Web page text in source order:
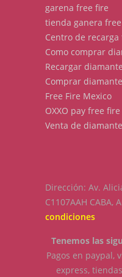
garena free fire
tienda ganera
Centro de
Como comprar
Recargar
Comprar
Free Fire Mexico
OXXO pay free fire
Venta de
Dirección: Av.
C1107AAH CABA,
condiciones
Tenemos las
Pagos en paypal,
express,